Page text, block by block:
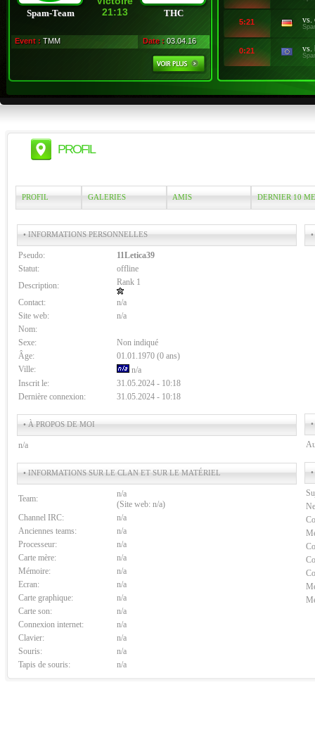
Spam-Team
21:13
THC
Event : TMM Date : 03.04.16
5:21 vs.
0:21 vs.
PROFIL
PROFIL GALERIES AMIS DERNIER 10
• INFORMATIONS PERSONNELLES
Pseudo:
11Letica39
Statut:
offline
Description:
Rank 1
Contact:
n/a
Site web:
n/a
Nom:
Sexe:
Non indiqué
Âge:
01.01.1970 (0 ans)
Ville:
n/a
Inscrit le:
31.05.2024 - 10:18
Dernière connexion:
31.05.2024 - 10:18
• À PROPOS DE MOI
n/a
• INFORMATIONS SUR LE CLAN ET SUR LE MATÉRIEL
Team:
n/a
(Site web: n/a)
Channel IRC:
n/a
Anciennes teams:
n/a
Processeur:
n/a
Carte mère:
n/a
Mémoire:
n/a
Ecran:
n/a
Carte graphique:
n/a
Carte son:
n/a
Connexion internet:
n/a
Clavier:
n/a
Souris:
n/a
Tapis de souris:
n/a
•
•
•